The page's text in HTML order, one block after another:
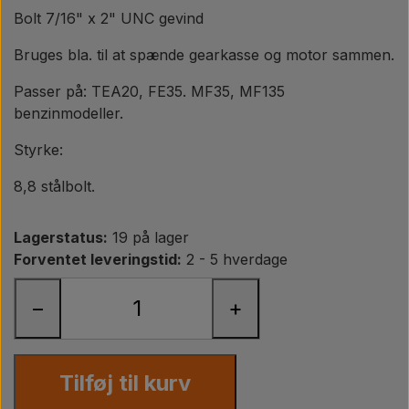
Maling Agricolour
PTO Aksler GARDLOC
Tilbud
Bolt 7/16" x 2" UNC gevind
Bruges bla. til at spænde gearkasse og motor sammen.
Passer på: TEA20, FE35. MF35, MF135
benzinmodeller.
Styrke:
8,8 stålbolt.
Lagerstatus: 19 på lager
Forventet leveringstid: 2 - 5 hverdage
− +
Tilføj til kurv